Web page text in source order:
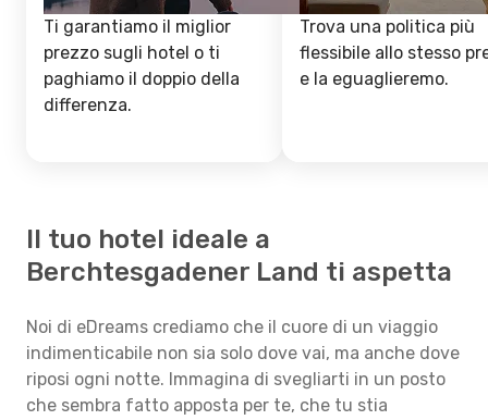
Ti garantiamo il miglior
prezzo sugli hotel o ti
paghiamo il doppio della
differenza.
Trova una politica più
flessibile allo stesso
e la eguaglieremo.
Il tuo hotel ideale a
Berchtesgadener Land ti aspetta
Noi di eDreams crediamo che il cuore di un viaggio
indimenticabile non sia solo dove vai, ma anche dove
riposi ogni notte. Immagina di svegliarti in un posto
che sembra fatto apposta per te, che tu stia